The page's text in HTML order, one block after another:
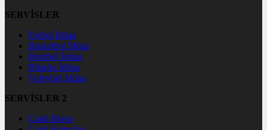
SERVİSLER
Futbol İddaa
Basketbol İddaa
Hentbol İddaa
Bilardo İddaa
Voleybol İddaa
SERVİSLER 2
Canlı Borsa